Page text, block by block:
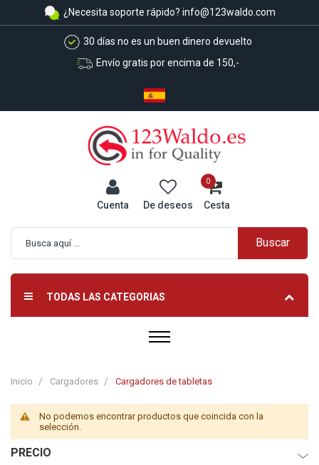
¿Necesita soporte rápido? info@123waldo.com
30 días no es un buen dinero devuelto
Envío gratis por encima de 150,-
Cuenta De deseos Cesta
0
Buscar
TODAS LAS CATEGORIAS
Inicio Cargadores Cargadores de tabletas
No podemos encontrar productos que coincida con la
selección.
PRECIO